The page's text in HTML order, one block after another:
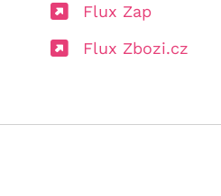
Flux Zap
Flux Zbozi.cz